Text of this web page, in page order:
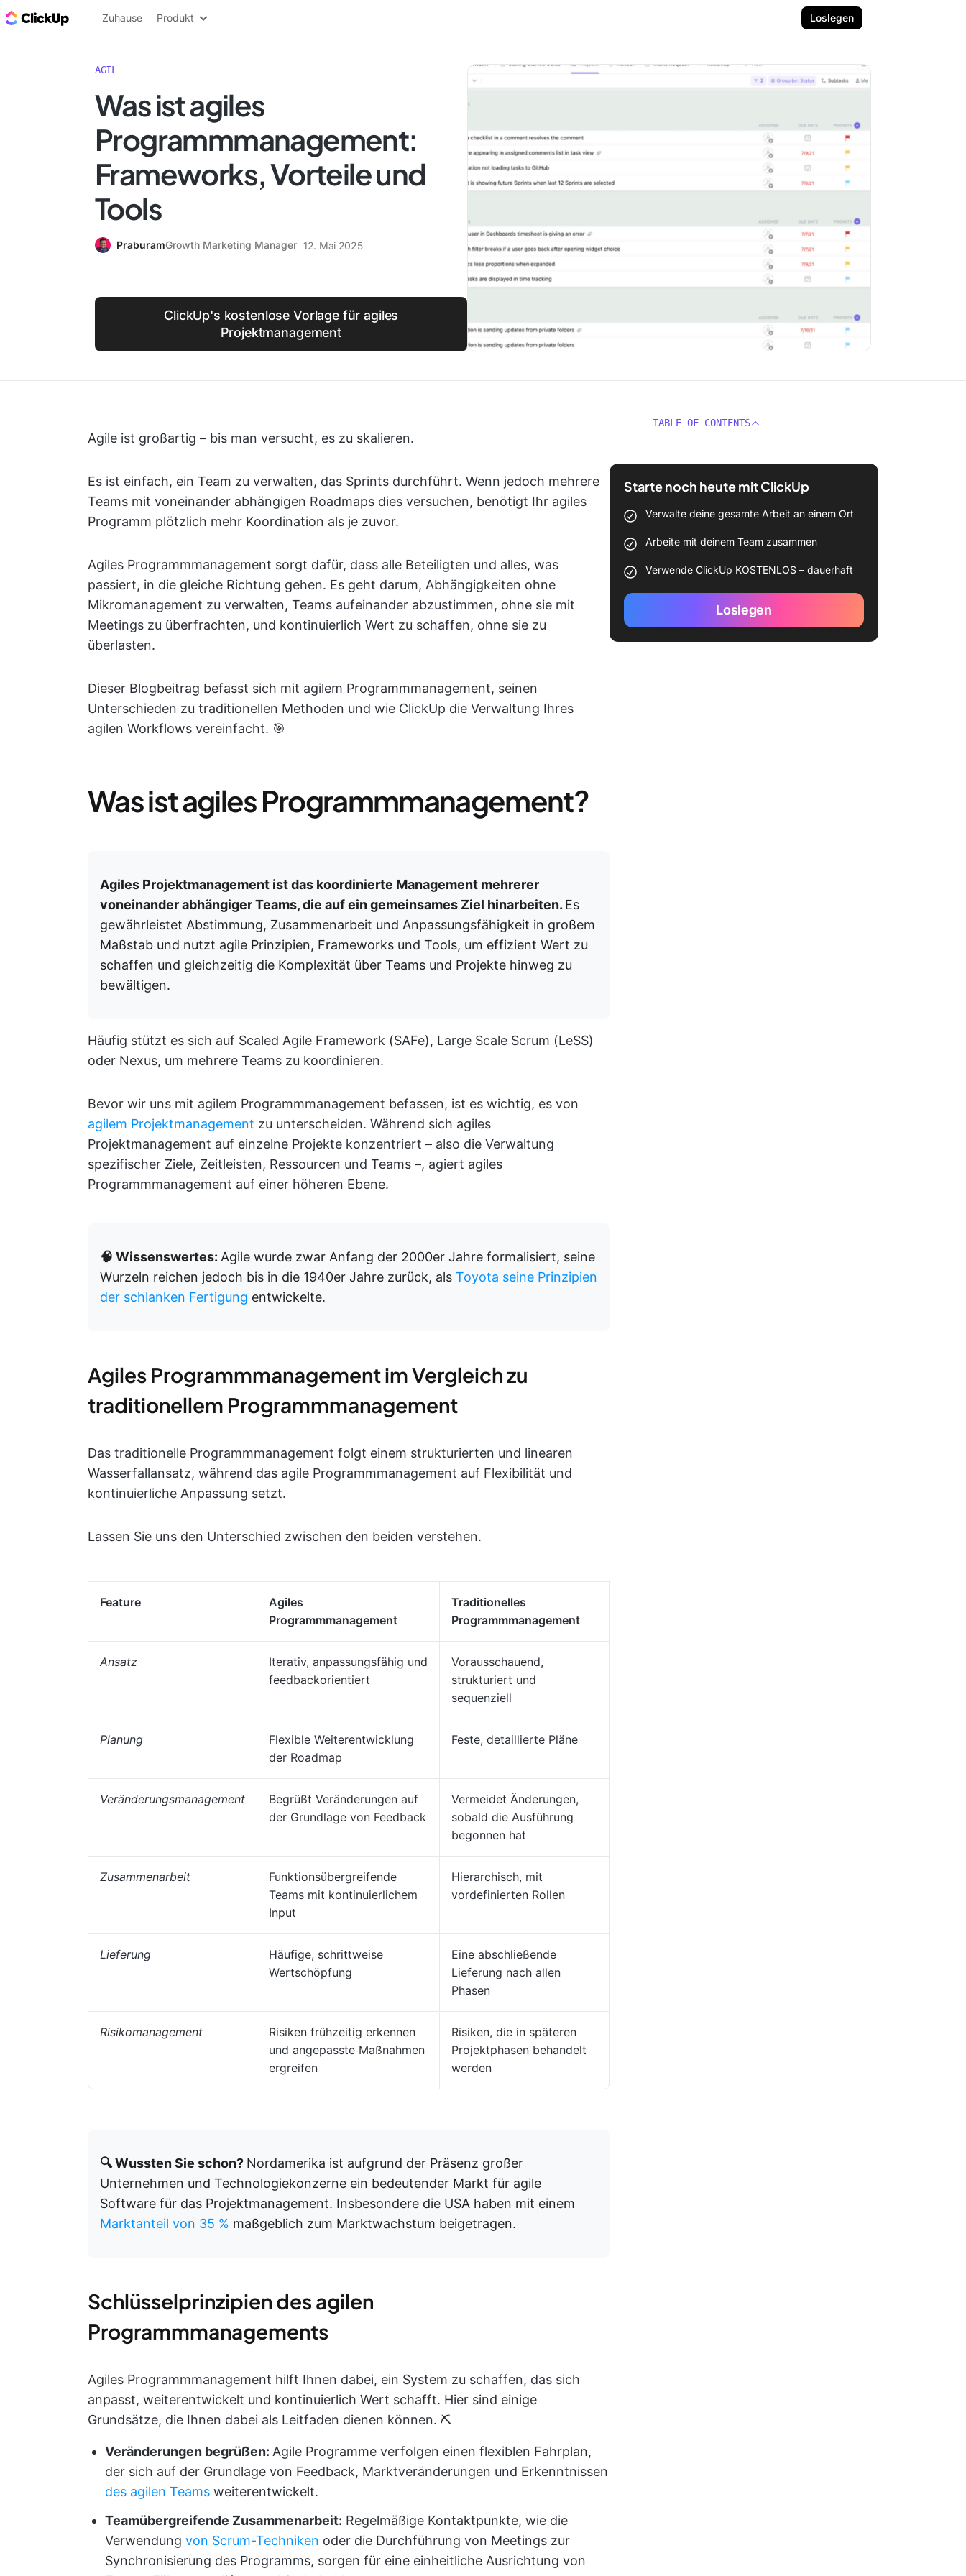
ClickUp Blog
Zuhause Produkt Loslegen
AGIL
Was ist agiles
Programmmanagement:
Frameworks, Vorteile und
Tools
PraburamGrowth Marketing Manager 12. Mai 2025
ClickUp's kostenlose Vorlage für agiles
Projektmanagement
Agile ist großartig – bis man versucht, es zu skalieren.
Es ist einfach, ein Team zu verwalten, das Sprints durchführt. Wenn jedoch mehrere
Teams mit voneinander abhängigen Roadmaps dies versuchen, benötigt Ihr agiles
Programm plötzlich mehr Koordination als je zuvor.
Agiles Programmmanagement sorgt dafür, dass alle Beteiligten und alles, was
passiert, in die gleiche Richtung gehen. Es geht darum, Abhängigkeiten ohne
Mikromanagement zu verwalten, Teams aufeinander abzustimmen, ohne sie mit
Meetings zu überfrachten, und kontinuierlich Wert zu schaffen, ohne sie zu
überlasten.
Dieser Blogbeitrag befasst sich mit agilem Programmmanagement, seinen
Unterschieden zu traditionellen Methoden und wie ClickUp die Verwaltung Ihres
agilen Workflows vereinfacht. 🎯
Was ist agiles Programmmanagement?
Agiles Projektmanagement ist das koordinierte Management mehrerer
voneinander abhängiger Teams, die auf ein gemeinsames Ziel hinarbeiten. Es
gewährleistet Abstimmung, Zusammenarbeit und Anpassungsfähigkeit in großem
Maßstab und nutzt agile Prinzipien, Frameworks und Tools, um effizient Wert zu
schaffen und gleichzeitig die Komplexität über Teams und Projekte hinweg zu
bewältigen.
Häufig stützt es sich auf Scaled Agile Framework (SAFe), Large Scale Scrum (LeSS)
oder Nexus, um mehrere Teams zu koordinieren.
Bevor wir uns mit agilem Programmmanagement befassen, ist es wichtig, es von
agilem Projektmanagement zu unterscheiden. Während sich agiles
Projektmanagement auf einzelne Projekte konzentriert – also die Verwaltung
spezifischer Ziele, Zeitleisten, Ressourcen und Teams –, agiert agiles
Programmmanagement auf einer höheren Ebene.
🧠 Wissenswertes: Agile wurde zwar Anfang der 2000er Jahre formalisiert, seine
Wurzeln reichen jedoch bis in die 1940er Jahre zurück, als Toyota seine Prinzipien
der schlanken Fertigung entwickelte.
Agiles Programmmanagement im Vergleich zu
traditionellem Programmmanagement
Das traditionelle Programmmanagement folgt einem strukturierten und linearen
Wasserfallansatz, während das agile Programmmanagement auf Flexibilität und
kontinuierliche Anpassung setzt.
Lassen Sie uns den Unterschied zwischen den beiden verstehen.
Feature
Agiles
Programmmanagement
Traditionelles
Programmmanagement
Ansatz
Iterativ, anpassungsfähig und
feedbackorientiert
Vorausschauend,
strukturiert und
sequenziell
Planung
Flexible Weiterentwicklung
der Roadmap
Feste, detaillierte Pläne
Veränderungsmanagement
Begrüßt Veränderungen auf
der Grundlage von Feedback
Vermeidet Änderungen,
sobald die Ausführung
begonnen hat
Zusammenarbeit
Funktionsübergreifende
Teams mit kontinuierlichem
Input
Hierarchisch, mit
vordefinierten Rollen
Lieferung
Häufige, schrittweise
Wertschöpfung
Eine abschließende
Lieferung nach allen
Phasen
Risikomanagement
Risiken frühzeitig erkennen
und angepasste Maßnahmen
ergreifen
Risiken, die in späteren
Projektphasen behandelt
werden
🔍 Wussten Sie schon? Nordamerika ist aufgrund der Präsenz großer
Unternehmen und Technologiekonzerne ein bedeutender Markt für agile
Software für das Projektmanagement. Insbesondere die USA haben mit einem
Marktanteil von 35 % maßgeblich zum Marktwachstum beigetragen.
Schlüsselprinzipien des agilen
Programmmanagements
Agiles Programmmanagement hilft Ihnen dabei, ein System zu schaffen, das sich
anpasst, weiterentwickelt und kontinuierlich Wert schafft. Hier sind einige
Grundsätze, die Ihnen dabei als Leitfaden dienen können. ⛏️
Veränderungen begrüßen: Agile Programme verfolgen einen flexiblen Fahrplan,
der sich auf der Grundlage von Feedback, Marktveränderungen und Erkenntnissen
des agilen Teams weiterentwickelt.
Teamübergreifende Zusammenarbeit: Regelmäßige Kontaktpunkte, wie die
Verwendung von Scrum-Techniken oder die Durchführung von Meetings zur
Synchronisierung des Programms, sorgen für eine einheitliche Ausrichtung von
TABLE OF CONTENTS
Starte noch heute mit ClickUp
Verwalte deine gesamte Arbeit an einem Ort
Arbeite mit deinem Team zusammen
Verwende ClickUp KOSTENLOS – dauerhaft
Loslegen